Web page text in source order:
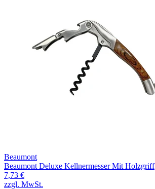
Beaumont
Beaumont Deluxe Kellnermesser Mit Holzgriff
7,73 €
zzgl. MwSt.